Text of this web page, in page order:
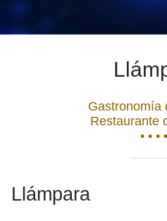
Gastronomía
Restaurante
• • •
Llámpara